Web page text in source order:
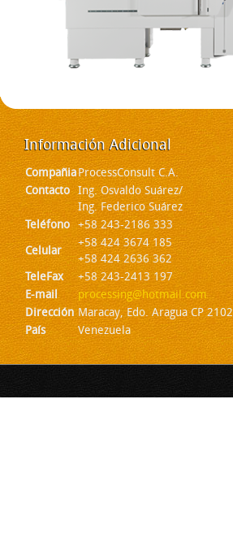
InformaciónAdicional
CompañiaProcessConsult C.A.
Contacto Ing. Osvaldo Suárez/
Ing. Federico Suárez
Teléfono +58 243-2186 333
Celular
+58 424 3674 185
+58 424 2636 362
TeleFax
+58 243-2413 197
E-mail
processing@hotmail.com
Dirección Maracay, Edo. Aragua CP 2102
País
Venezuela